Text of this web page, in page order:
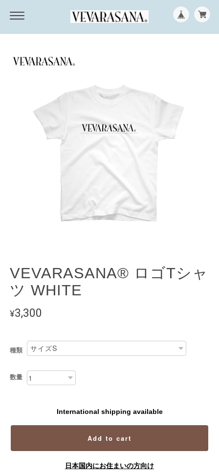
VEVARASANA®︎ ロゴTシャ
ツ WHITE
¥3,300
種類
数量
International shipping available
Add to cart
日本国内にお住まいの方向け